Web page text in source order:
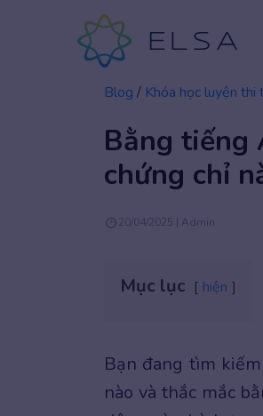
Blog / Khóa học luyện thi
Bằng tiếng
chứng chỉ
20/04/2025 | Admin
Mục lục hiện
Bạn đang tìm
nào và thắc mắc